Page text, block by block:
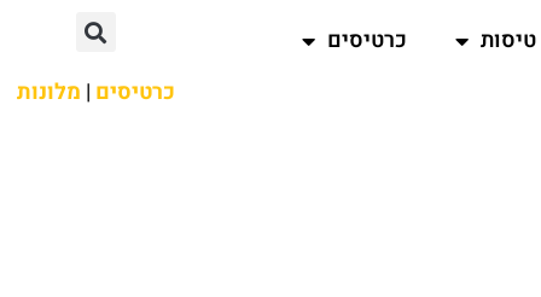
טיסות
כרטיסים
כרטיסים | מלונות